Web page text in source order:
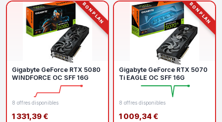
BON PLAN
Gigabyte GeForce RTX 5080
WINDFORCE OC SFF 16G
8 offres disponibles
1 331,39 €
BON PLAN
Gigabyte GeForce RTX 5070
Ti EAGLE OC SFF 16G
8 offres disponibles
1 009,34 €